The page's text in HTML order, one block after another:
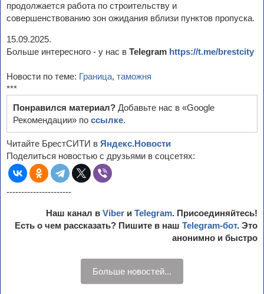
продолжается работа по строительству и
совершенствованию зон ожидания вблизи пунктов пропуска.
15.09.2025.
Больше интересного - у нас в Telegram https://t.me/brestcity
Новости по теме: Граница, таможня
***
Понравился материал? Добавьте нас в «Google
Рекомендации» по ссылке.
Читайте БрестСИТИ в Яндекс.Новости
Поделиться новостью с друзьями в соцсетях:
----------------------
Наш канал в Viber и Telegram. Присоединяйтесь!
Есть о чем рассказать? Пишите в наш Telegram-бот. Это
анонимно и быстро
Больше новостей...